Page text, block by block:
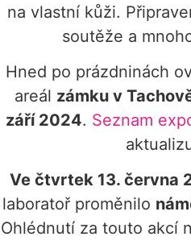
na vlastní kůži.
soutěže a
Hned po prázdninách
areál zámku v
září 2024. Seznam
Ve čtvrtek 13. června
laboratoř proměnilo
Ohlédnutí za touto akcí